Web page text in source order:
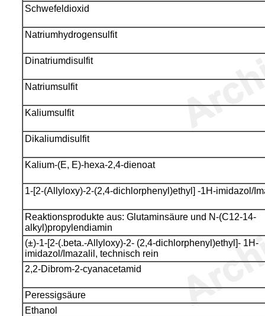
Schwefeldioxid
Natriumhydrogensulfit
Dinatriumdisulfit
Natriumsulfit
Kaliumsulfit
Dikaliumdisulfit
Kalium-(E, E)-hexa-2,4-dienoat
1-[2-(Allyloxy)-2-(2,4-dichlorphenyl)ethyl] -1H-imidazol/
Reaktionsprodukte aus: Glutaminsäure und N-(C12-14-
alkyl)propylendiamin
(±)-1-[2-(.beta.-Allyloxy)-2- (2,4-dichlorphenyl)ethyl]- 1H-
imidazol/Imazalil, technisch rein
2,2-Dibrom-2-cyanacetamid
Peressigsäure
Ethanol